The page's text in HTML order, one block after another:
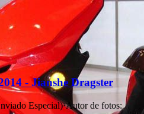
- Jianshe Dragster
Especial)·Autor de fotos: